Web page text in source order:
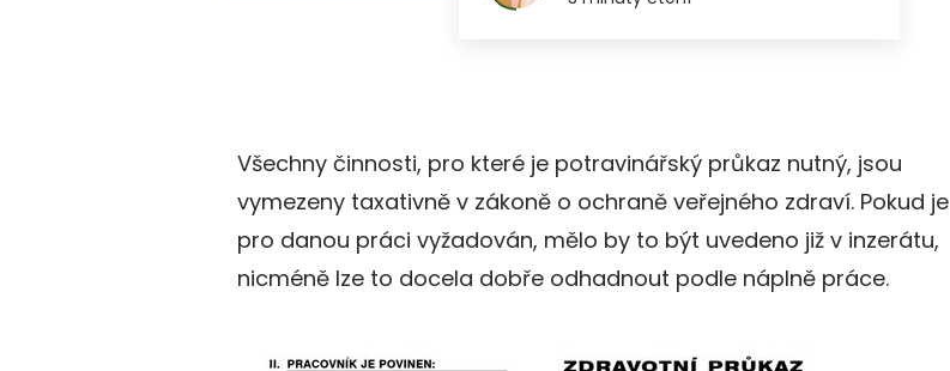
Všechny činnosti, pro které je potravinářský průkaz nutný, jsou
vymezeny taxativně v zákoně o ochraně veřejného zdraví. Pokud je
pro danou práci vyžadován, mělo by to být uvedeno již v inzerátu,
nicméně lze to docela dobře odhadnout podle náplně práce.